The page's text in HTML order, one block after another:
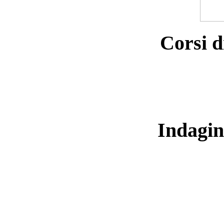
Corsi